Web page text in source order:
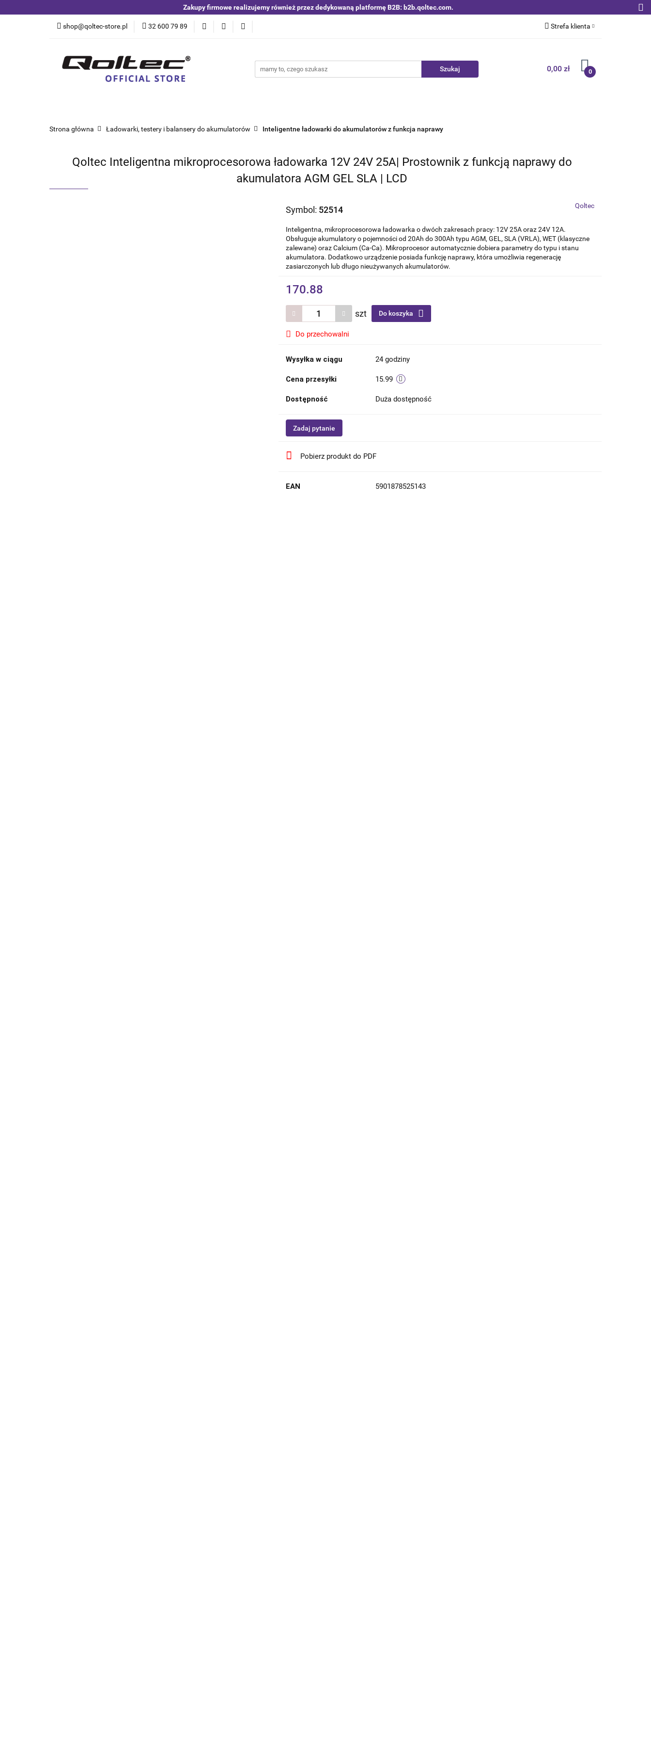
Zakupy firmowe realizujemy również przez dedykowaną platformę B2B: b2b.qoltec.com.
shop@qoltec-store.pl 32 600 79 89 Strefa klienta
Zarejestruj się
0,00 zł 0
Blog
Kategorie Czujniki i detektory Switche | Ethernet Anteny LTE 4G 5G
Strona główna Ładowarki, testery i balansery do akumulatorów Inteligentne ładowarki do akumulatorów z funkcja naprawy
Qoltec Inteligentna mikroprocesorowa ładowarka 12V 24V 25A| Prostownik z funkcją naprawy do
akumulatora AGM GEL SLA | LCD
Symbol: 52514 Qoltec
Inteligentna, mikroprocesorowa ładowarka o dwóch zakresach pracy: 12V 25A oraz 24V 12A.
Obsługuje akumulatory o pojemności od 20Ah do 300Ah typu AGM, GEL, SLA (VRLA), WET (klasyczne
zalewane) oraz Calcium (Ca-Ca). Mikroprocesor automatycznie dobiera parametry do typu i stanu
akumulatora. Dodatkowo urządzenie posiada funkcję naprawy, która umożliwia regenerację
zasiarczonych lub długo nieużywanych akumulatorów.
170.88
szt Do koszyka
Do przechowalni
Wysyłka w ciągu 24 godziny
Cena przesyłki 15.99
Dostępność Duża dostępność
Zadaj pytanie
Pobierz produkt do PDF
EAN 5901878525143